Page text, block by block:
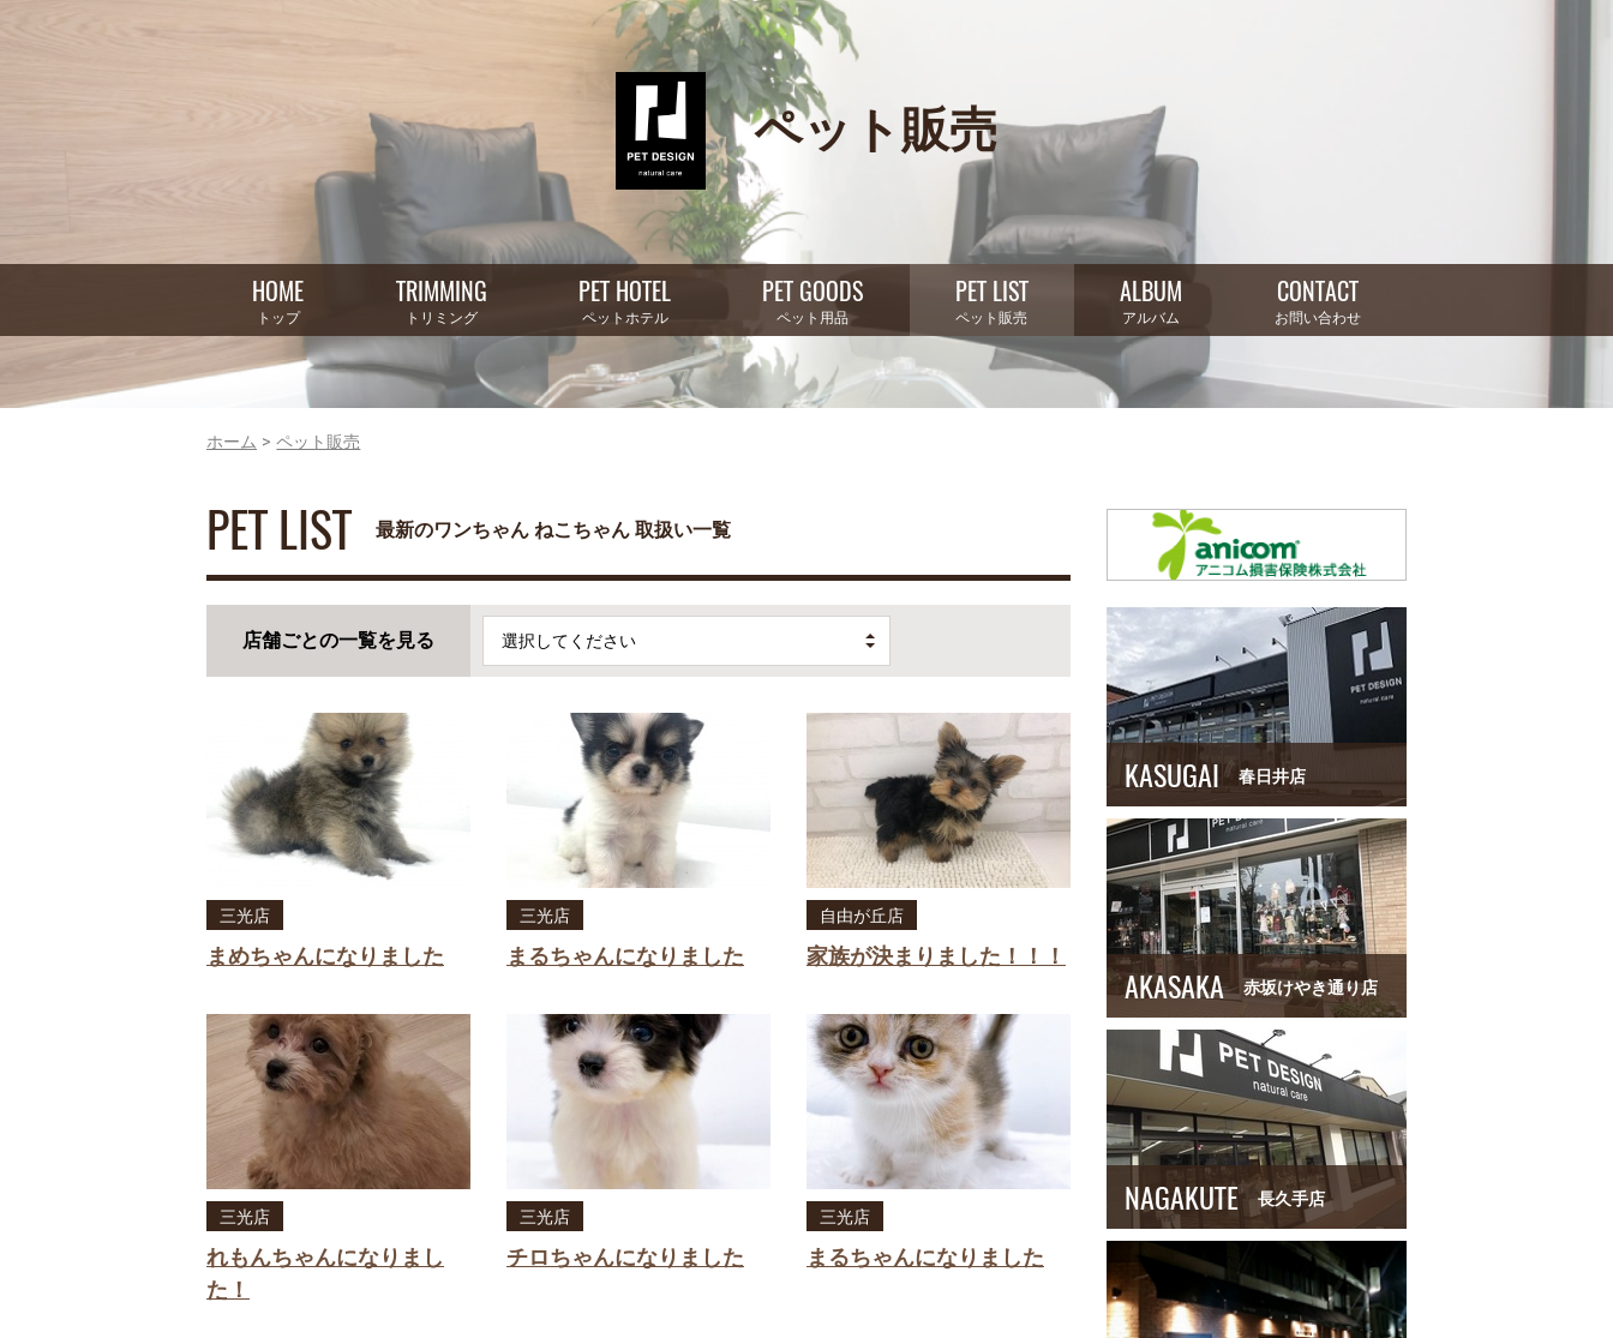
ペット販売
HOME
トップ
TRIMMING
トリミング
PET HOTEL
ペットホテル
PET GOODS
ペット用品
PET LIST
ペット販売
ALBUM
アルバム
CONTACT
お問い合わせ
ホーム ペット販売
PET LIST 最新のワンちゃん ねこちゃん 取扱い一覧
店舗ごとの一覧を見る 選択してください
三光店
まめちゃんになりました
三光店
まるちゃんになりました
自由が丘店
家族が決まりました！！！
三光店
れもんちゃんになりまし
た！
三光店
チロちゃんになりました
三光店
まるちゃんになりました
KASUGAI 春日井店
AKASAKA 赤坂けやき通り店
NAGAKUTE 長久手店